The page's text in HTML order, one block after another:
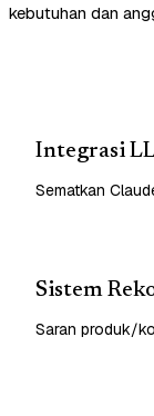
kebutuhan dan
Integrasi
Sematkan
Sistem
Saran produk/